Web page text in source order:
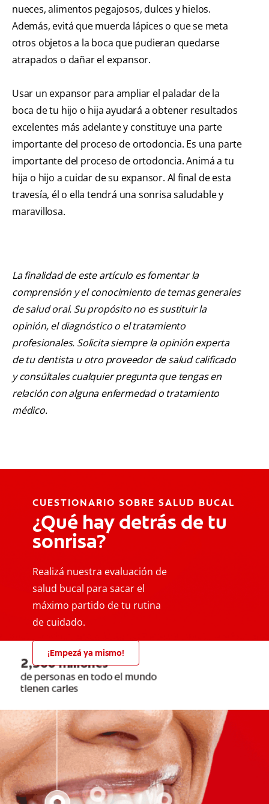
nueces, alimentos pegajosos, dulces y hielos.
Además, evitá que muerda lápices o que se meta
otros objetos a la boca que pudieran quedarse
atrapados o dañar el expansor.
Usar un expansor para ampliar el paladar de la
boca de tu hijo o hija ayudará a obtener resultados
excelentes más adelante y constituye una parte
importante del proceso de ortodoncia. Es una parte
importante del proceso de ortodoncia. Animá a tu
hija o hijo a cuidar de su expansor. Al final de esta
travesía, él o ella tendrá una sonrisa saludable y
maravillosa.
La finalidad de este artículo es fomentar la
comprensión y el conocimiento de temas generales
de salud oral. Su propósito no es sustituir la
opinión, el diagnóstico o el tratamiento
profesionales. Solicita siempre la opinión experta
de tu dentista u otro proveedor de salud calificado
y consúltales cualquier pregunta que tengas en
relación con alguna enfermedad o tratamiento
médico.
CUESTIONARIO SOBRE SALUD BUCAL
¿Qué hay detrás de tu
sonrisa?
Realizá nuestra evaluación de
salud bucal para sacar el
máximo partido de tu rutina
de cuidado.
¡Empezá ya mismo!